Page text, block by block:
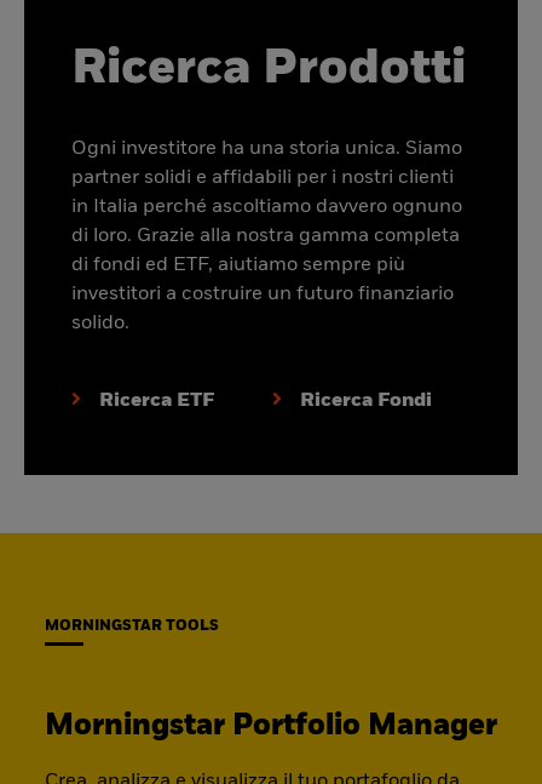
Ricerca Prodotti
Ogni investitore ha una storia unica. Siamo
partner solidi e affidabili per i nostri clienti
in Italia perché ascoltiamo davvero ognuno
di loro. Grazie alla nostra gamma completa
di fondi ed ETF, aiutiamo sempre più
investitori a costruire un futuro finanziario
solido.
Ricerca ETF Ricerca Fondi
MORNINGSTAR TOOLS
Morningstar Portfolio Manager